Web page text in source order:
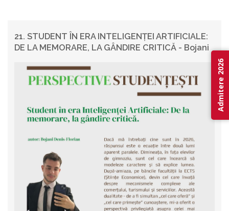
21. STUDENT ÎN ERA INTELIGENȚEI ARTIFICIALE:
DE LA MEMORARE, LA GÂNDIRE CRITICĂ - Bojani
Admitere 2026